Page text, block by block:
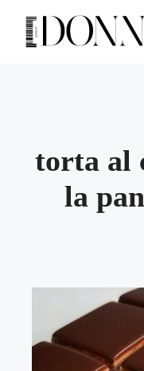
contenuto
torta al
la